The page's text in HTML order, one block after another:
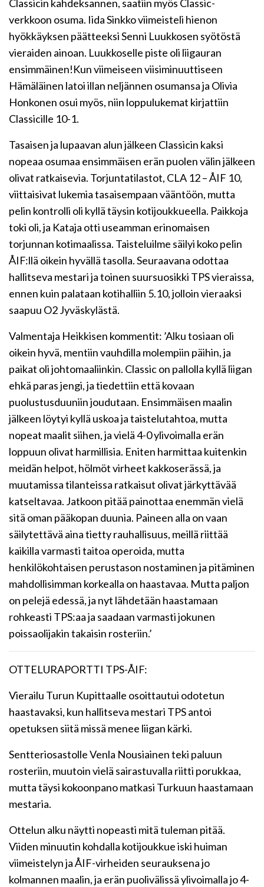
Classicin kahdeksannen, saatiin myös Classic-
verkkoon osuma. Iida Sinkko viimeisteli hienon
hyökkäyksen päätteeksi Senni Luukkosen syötöstä
vieraiden ainoan. Luukkoselle piste oli liigauran
ensimmäinen!Kun viimeiseen viisiminuuttiseen
Hämäläinen latoi illan neljännen osumansa ja Olivia
Honkonen osui myös, niin loppulukemat kirjattiin
Classicille 10-1.
Tasaisen ja lupaavan alun jälkeen Classicin kaksi
nopeaa osumaa ensimmäisen erän puolen välin jälkeen
olivat ratkaisevia. Torjuntatilastot, CLA 12 – ÅIF 10,
viittaisivat lukemia tasaisempaan vääntöön, mutta
pelin kontrolli oli kyllä täysin kotijoukkueella. Paikkoja
toki oli, ja Kataja otti useamman erinomaisen
torjunnan kotimaalissa. Taisteluilme säilyi koko pelin
ÅIF:llä oikein hyvällä tasolla. Seuraavana odottaa
hallitseva mestari ja toinen suursuosikki TPS vieraissa,
ennen kuin palataan kotihalliin 5.10, jolloin vieraaksi
saapuu O2 Jyväskylästä.
Valmentaja Heikkisen kommentit: ’Alku tosiaan oli
oikein hyvä, mentiin vauhdilla molempiin päihin, ja
paikat oli johtomaaliinkin. Classic on pallolla kyllä liigan
ehkä paras jengi, ja tiedettiin että kovaan
puolustusduuniin joudutaan. Ensimmäisen maalin
jälkeen löytyi kyllä uskoa ja taistelutahtoa, mutta
nopeat maalit siihen, ja vielä 4-0 ylivoimalla erän
loppuun olivat harmillisia. Eniten harmittaa kuitenkin
meidän helpot, hölmöt virheet kakkoserässä, ja
muutamissa tilanteissa ratkaisut olivat järkyttävää
katseltavaa. Jatkoon pitää painottaa enemmän vielä
sitä oman pääkopan duunia. Paineen alla on vaan
säilytettävä aina tietty rauhallisuus, meillä riittää
kaikilla varmasti taitoa operoida, mutta
henkilökohtaisen perustason nostaminen ja pitäminen
mahdollisimman korkealla on haastavaa. Mutta paljon
on pelejä edessä, ja nyt lähdetään haastamaan
rohkeasti TPS:aa ja saadaan varmasti jokunen
poissaolijakin takaisin rosteriin.’
OTTELURAPORTTI TPS-ÅIF:
Vierailu Turun Kupittaalle osoittautui odotetun
haastavaksi, kun hallitseva mestari TPS antoi
opetuksen siitä missä menee liigan kärki.
Sentteriosastolle Venla Nousiainen teki paluun
rosteriin, muutoin vielä sairastuvalla riitti porukkaa,
mutta täysi kokoonpano matkasi Turkuun haastamaan
mestaria.
Ottelun alku näytti nopeasti mitä tuleman pitää.
Viiden minuutin kohdalla kotijoukkue iski huiman
viimeistelyn ja ÅIF-virheiden seurauksena jo
kolmannen maalin, ja erän puolivälissä ylivoimalla jo 4-